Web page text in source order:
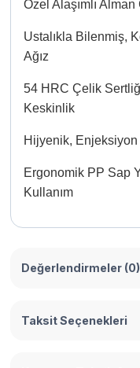
Özel Alaşımlı
Ustalıkla Bilenmiş,
Ağız
54 HRC Çelik
Keskinlik
Hijyenik, Enjeksiyon
Ergonomik PP Sap
Kullanım
Değerlendirmeler (0)
Taksit Seçenekleri